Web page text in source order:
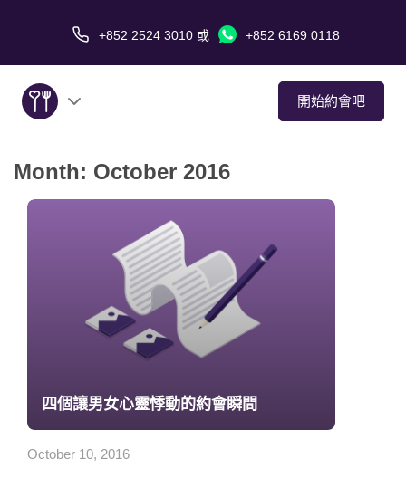
+852 2524 3010 或 +852 6169 0118
開始約會吧
關於我們
應用程式
聯絡我們
Month: October 2016
四個讓男女心靈悸動的約會瞬間
October 10, 2016